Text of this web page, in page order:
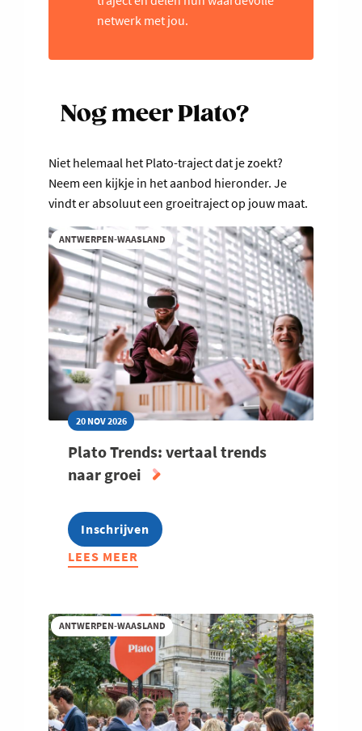
netwerk met jou.
Nog meer Plato?
Niet helemaal het Plato-traject dat je zoekt?
Neem een kijkje in het aanbod hieronder. Je
vindt er absoluut een groeitraject op jouw maat.
ANTWERPEN-WAASLAND
20 NOV 2026
Plato Trends: vertaal trends
naar groei
Inschrijven
LEES MEER
ABOUT
VERTAAL
TRENDS
NAAR
GROEI
ANTWERPEN-WAASLAND